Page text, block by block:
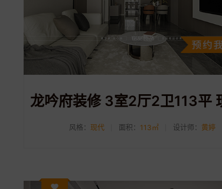
风格： 现代 面积： 113㎡ 设计师： 黄婷